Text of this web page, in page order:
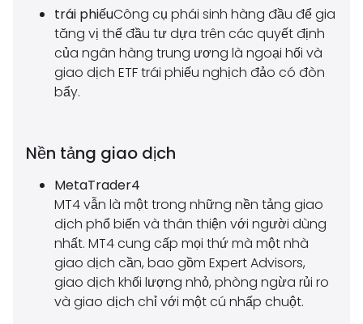
trái phiếuCông cụ phái sinh hàng đầu để gia
tăng vị thế đầu tư dựa trên các quyết định
của ngân hàng trung ương là ngoại hối và
giao dịch ETF trái phiếu nghịch đảo có đòn
bẩy.
Nền tảng giao dịch
MetaTrader4
MT4 vẫn là một trong những nền tảng giao
dịch phổ biến và thân thiện với người dùng
nhất. MT4 cung cấp mọi thứ mà một nhà
giao dịch cần, bao gồm Expert Advisors,
giao dịch khối lượng nhỏ, phòng ngừa rủi ro
và giao dịch chỉ với một cú nhấp chuột.